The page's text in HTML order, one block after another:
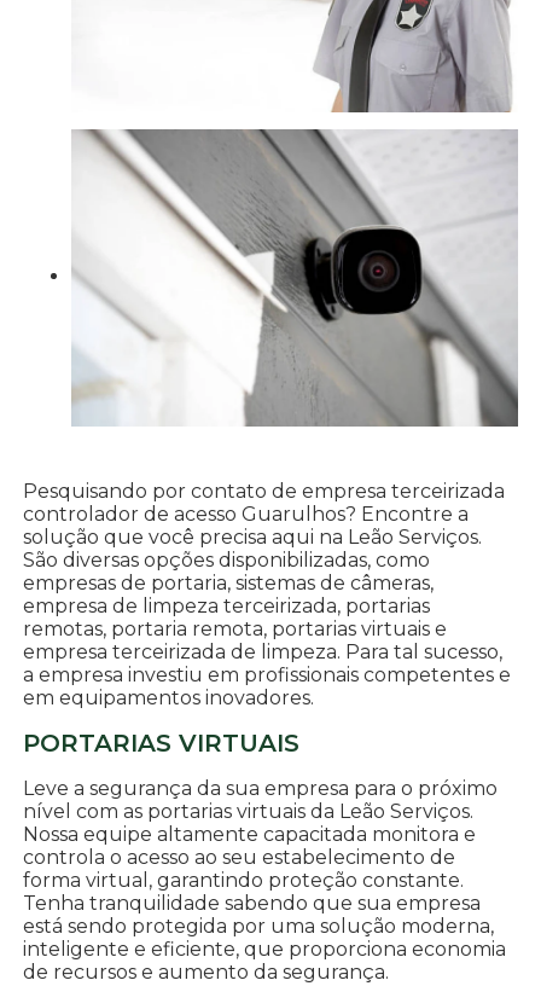
Pesquisando por contato de empresa terceirizada
controlador de acesso Guarulhos? Encontre a
solução que você precisa aqui na Leão Serviços.
São diversas opções disponibilizadas, como
empresas de portaria, sistemas de câmeras,
empresa de limpeza terceirizada, portarias
remotas, portaria remota, portarias virtuais e
empresa terceirizada de limpeza. Para tal sucesso,
a empresa investiu em profissionais competentes e
em equipamentos inovadores.
PORTARIAS VIRTUAIS
Leve a segurança da sua empresa para o próximo
nível com as portarias virtuais da Leão Serviços.
Nossa equipe altamente capacitada monitora e
controla o acesso ao seu estabelecimento de
forma virtual, garantindo proteção constante.
Tenha tranquilidade sabendo que sua empresa
está sendo protegida por uma solução moderna,
inteligente e eficiente, que proporciona economia
de recursos e aumento da segurança.